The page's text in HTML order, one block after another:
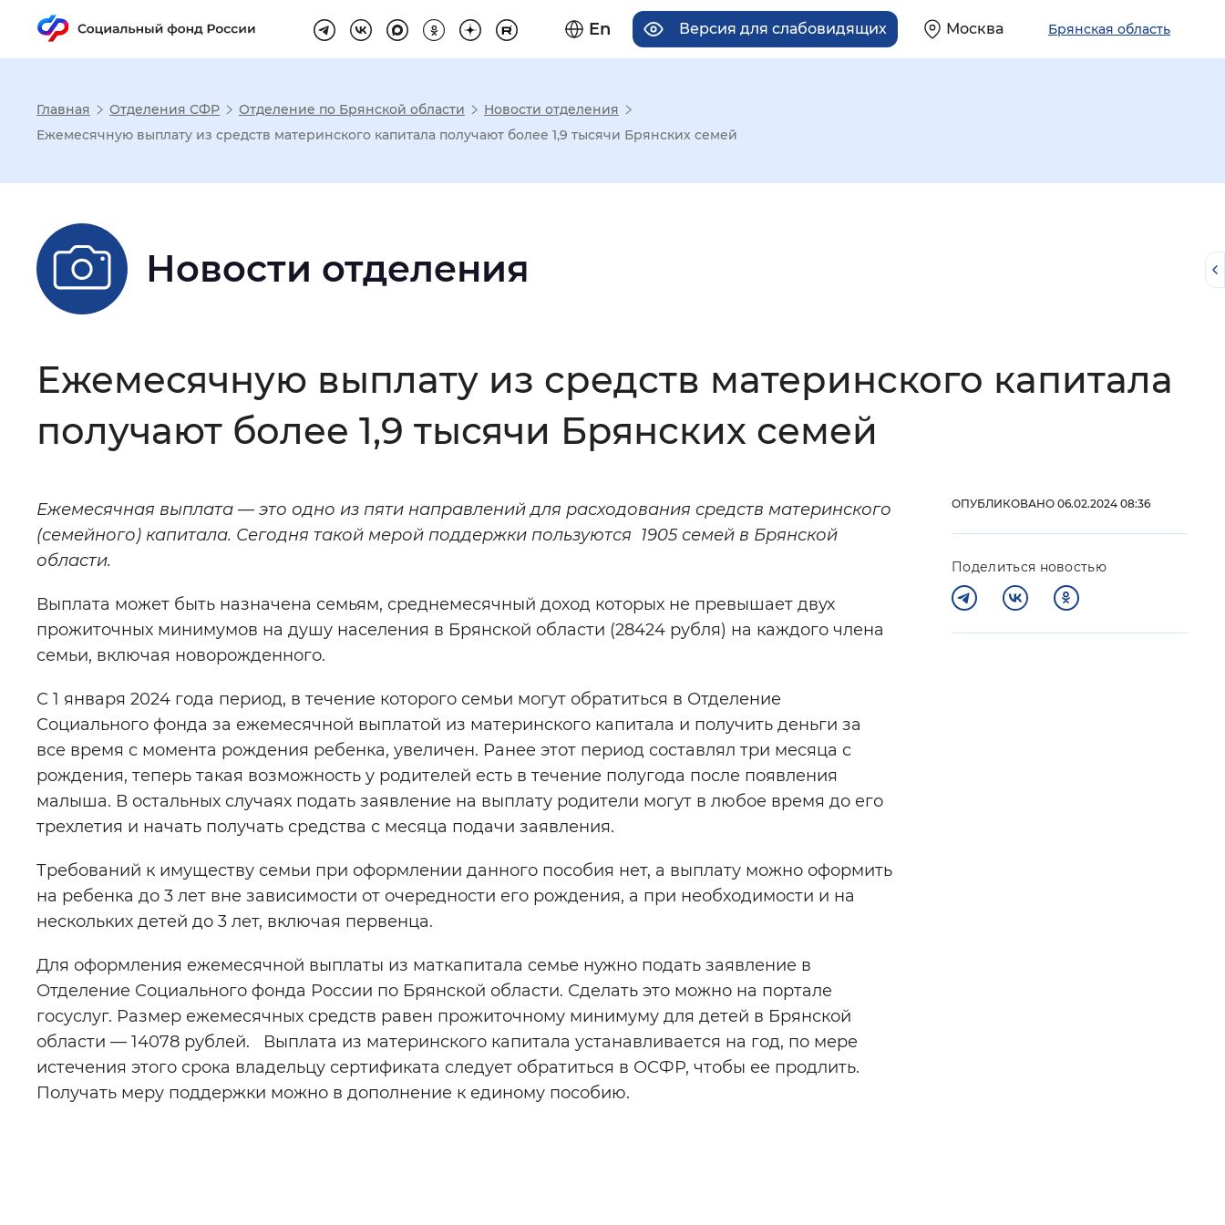
En Версия для слабовидящих Москва Брянская область
Настройка режима отображения
Шрифт: Без засечек С засечками
Цвет сайта: Монохромный Инверсивный монохромный Синий фон
Изображения: Включены Выключены
Вернуть стандартные настройки
Главная Отделения СФР Отделение по Брянской области
Новости отделения
Ежемесячную выплату из средств материнского капитала получают более 1,9 тысячи Брянских семей
Новости отделения
Ежемесячную выплату из средств материнского капитала
получают более 1,9 тысячи Брянских семей
Ежемесячная выплата — это одно из пяти направлений для расходования средств материнского
(семейного) капитала. Сегодня такой мерой поддержки пользуются 1905 семей в Брянской
области.
Выплата может быть назначена семьям, среднемесячный доход которых не превышает двух
прожиточных минимумов на душу населения в Брянской области (28424 рубля) на каждого члена
семьи, включая новорожденного.
С 1 января 2024 года период, в течение которого семьи могут обратиться в Отделение
Социального фонда за ежемесячной выплатой из материнского капитала и получить деньги за
все время с момента рождения ребенка, увеличен. Ранее этот период составлял три месяца с
рождения, теперь такая возможность у родителей есть в течение полугода после появления
малыша. В остальных случаях подать заявление на выплату родители могут в любое время до его
трехлетия и начать получать средства с месяца подачи заявления.
Требований к имуществу семьи при оформлении данного пособия нет, а выплату можно оформить
на ребенка до 3 лет вне зависимости от очередности его рождения, а при необходимости и на
нескольких детей до 3 лет, включая первенца.
Для оформления ежемесячной выплаты из маткапитала семье нужно подать заявление в
Отделение Социального фонда России по Брянской области. Сделать это можно на портале
госуслуг. Размер ежемесячных средств равен прожиточному минимуму для детей в Брянской
области — 14078 рублей. Выплата из материнского капитала устанавливается на год, по мере
истечения этого срока владельцу сертификата следует обратиться в ОСФР, чтобы ее продлить.
Получать меру поддержки можно в дополнение к единому пособию.
ОПУБЛИКОВАНО 06.02.2024 08:36
Поделиться новостью